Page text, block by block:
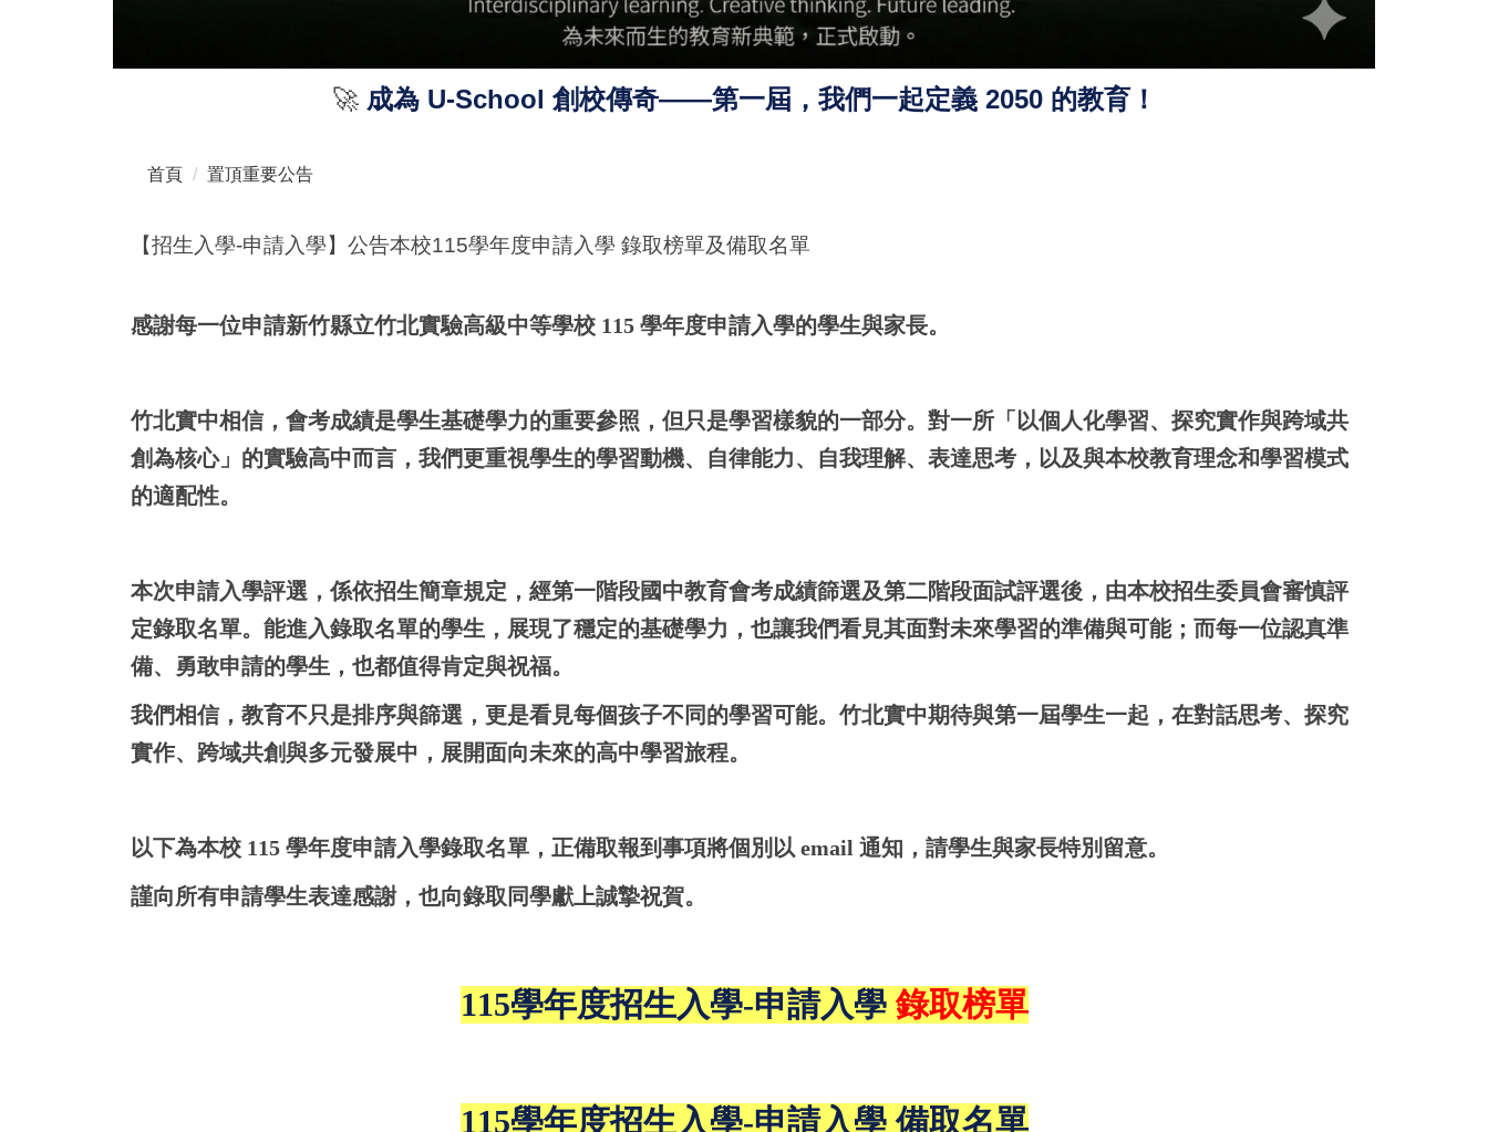
🚀 成為 U-School 創校傳奇——第一屆，我們一起定義 2050 的教育！
首頁 置頂重要公告
【招生入學-申請入學】公告本校115學年度申請入學 錄取榜單及備取名單
感謝每一位申請新竹縣立竹北實驗高級中等學校 115 學年度申請入學的學生與家長。
竹北實中相信，會考成績是學生基礎學力的重要參照，但只是學習樣貌的一部分。對一所「以個人化學習、探究實作與跨域共
創為核心」的實驗高中而言，我們更重視學生的學習動機、自律能力、自我理解、表達思考，以及與本校教育理念和學習模式
的適配性。
本次申請入學評選，係依招生簡章規定，經第一階段國中教育會考成績篩選及第二階段面試評選後，由本校招生委員會審慎評
定錄取名單。能進入錄取名單的學生，展現了穩定的基礎學力，也讓我們看見其面對未來學習的準備與可能；而每一位認真準
備、勇敢申請的學生，也都值得肯定與祝福。
我們相信，教育不只是排序與篩選，更是看見每個孩子不同的學習可能。竹北實中期待與第一屆學生一起，在對話思考、探究
實作、跨域共創與多元發展中，展開面向未來的高中學習旅程。
以下為本校 115 學年度申請入學錄取名單，正備取報到事項將個別以 email 通知，請學生與家長特別留意。
謹向所有申請學生表達感謝，也向錄取同學獻上誠摯祝賀。
115學年度招生入學-申請入學 錄取榜單
115學年度招生入學-申請入學 備取名單